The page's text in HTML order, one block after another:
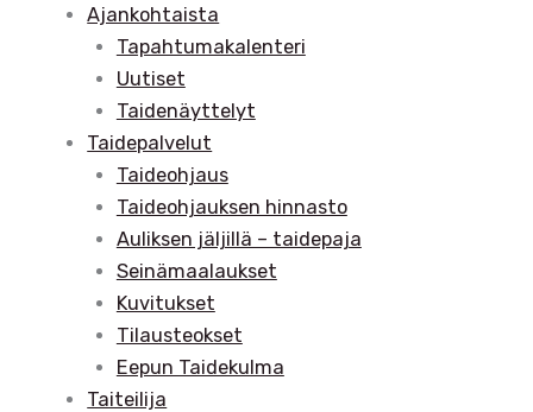
Ajankohtaista
Tapahtumakalenteri
Uutiset
Taidenäyttelyt
Taidepalvelut
Taideohjaus
Taideohjauksen hinnasto
Auliksen jäljillä – taidepaja
Seinämaalaukset
Kuvitukset
Tilausteokset
Eepun Taidekulma
Taiteilija